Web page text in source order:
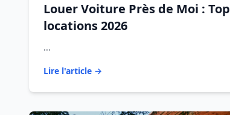
Louer Voiture Près de Moi : Top
locations 2026
...
Lire l'article →